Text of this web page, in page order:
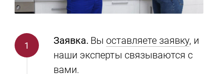
Заявка. Вы оставляете заявку, и
наши эксперты связываются с
вами.